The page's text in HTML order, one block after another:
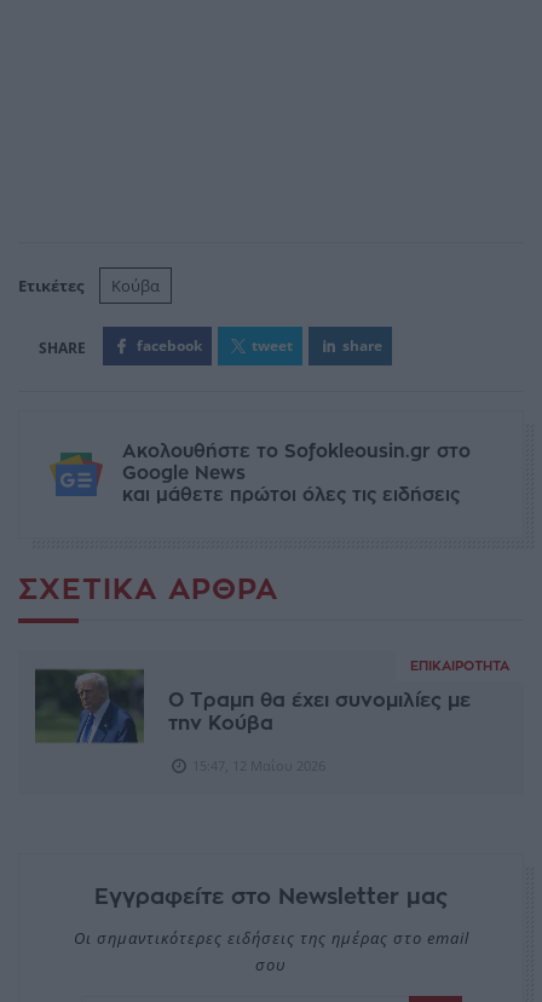
Ετικέτες Κούβα
facebook tweet share
Ακολουθήστε το Sofokleousin.gr στο
Google News
και μάθετε πρώτοι όλες τις ειδήσεις
ΣΧΕΤΙΚΆ ΆΡΘΡΑ
ΕΠΙΚΑΙΡΌΤΗΤΑ
Ο Τραμπ θα έχει συνομιλίες με
την Κούβα
Εγγραφείτε στο Newsletter μας
Οι σημαντικότερες ειδήσεις της ημέρας στο email
σου